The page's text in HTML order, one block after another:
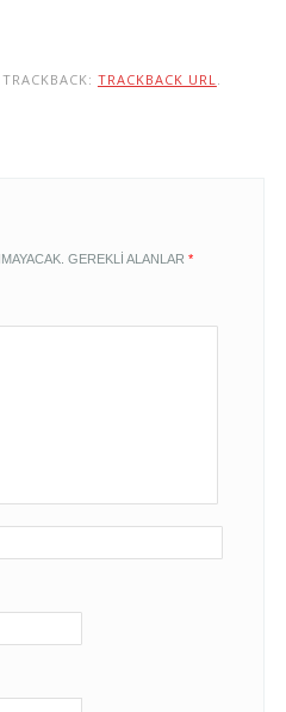
TRACKBACK URL.
GEREKLI ALANLAR *